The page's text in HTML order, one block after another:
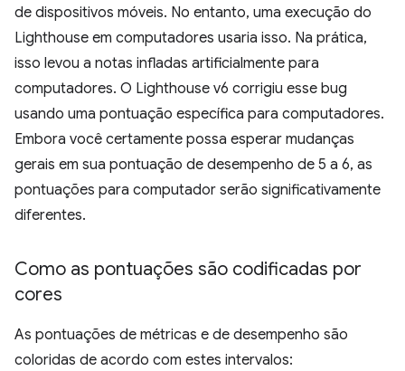
de dispositivos móveis. No entanto, uma execução do
Lighthouse em computadores usaria isso. Na prática,
isso levou a notas infladas artificialmente para
computadores. O Lighthouse v6 corrigiu esse bug
usando uma pontuação específica para computadores.
Embora você certamente possa esperar mudanças
gerais em sua pontuação de desempenho de 5 a 6, as
pontuações para computador serão significativamente
diferentes.
Como as pontuações são codificadas por
cores
As pontuações de métricas e de desempenho são
coloridas de acordo com estes intervalos: